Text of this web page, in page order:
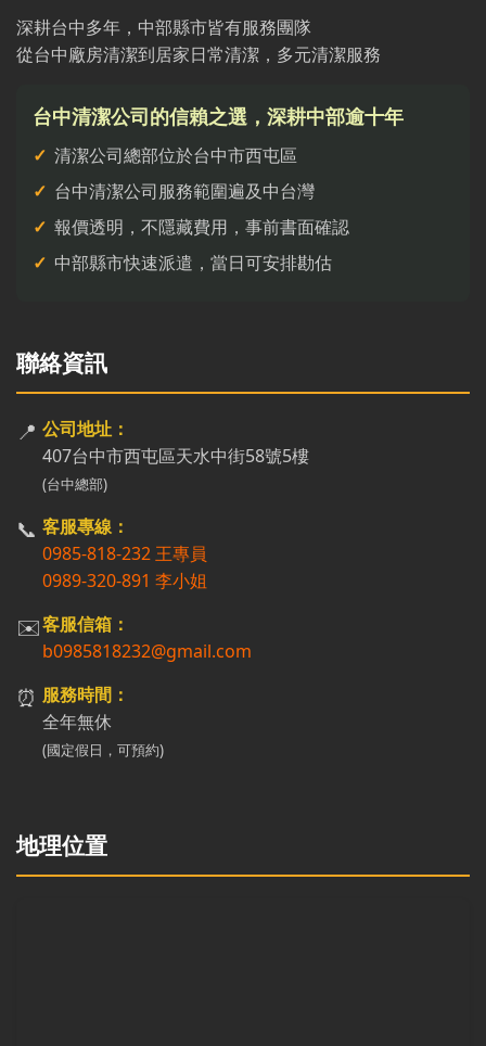
深耕台中多年，中部縣市皆有服務團隊
從台中廠房清潔到居家日常清潔，多元清潔服務
台中清潔公司的信賴之選，深耕中部逾十年
清潔公司總部位於台中市西屯區
台中清潔公司服務範圍遍及中台灣
報價透明，不隱藏費用，事前書面確認
中部縣市快速派遣，當日可安排勘估
聯絡資訊
📍 公司地址：
407台中市西屯區天水中街58號5樓
(台中總部)
📞 客服專線：
0985-818-232 王專員
0989-320-891 李小姐
✉️客服信箱：
b0985818232@gmail.com
⏰ 服務時間：
全年無休
(國定假日，可預約)
地理位置